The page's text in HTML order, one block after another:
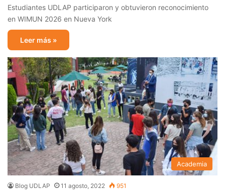
Estudiantes UDLAP participaron y obtuvieron reconocimiento
en WIMUN 2026 en Nueva York
Leer más »
Academia
Blog UDLAP 11 agosto, 2022 951